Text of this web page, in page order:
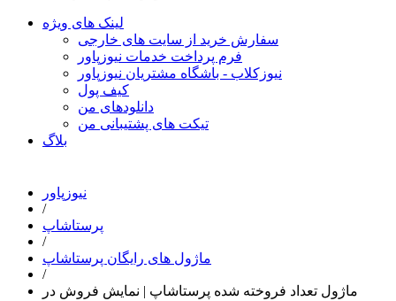
لینک های ویژه
سفارش خرید از سایت های خارجی
فرم پرداخت خدمات نیوزپاور
نیوزکلاب - باشگاه مشتریان نیوزپاور
کیف پول
دانلودهای من
تیکت های پشتیبانی من
بلاگ
نیوزپاور
/
پرستاشاپ
/
ماژول های رایگان پرستاشاپ
/
ماژول تعداد فروخته شده پرستاشاپ | نمایش فروش در